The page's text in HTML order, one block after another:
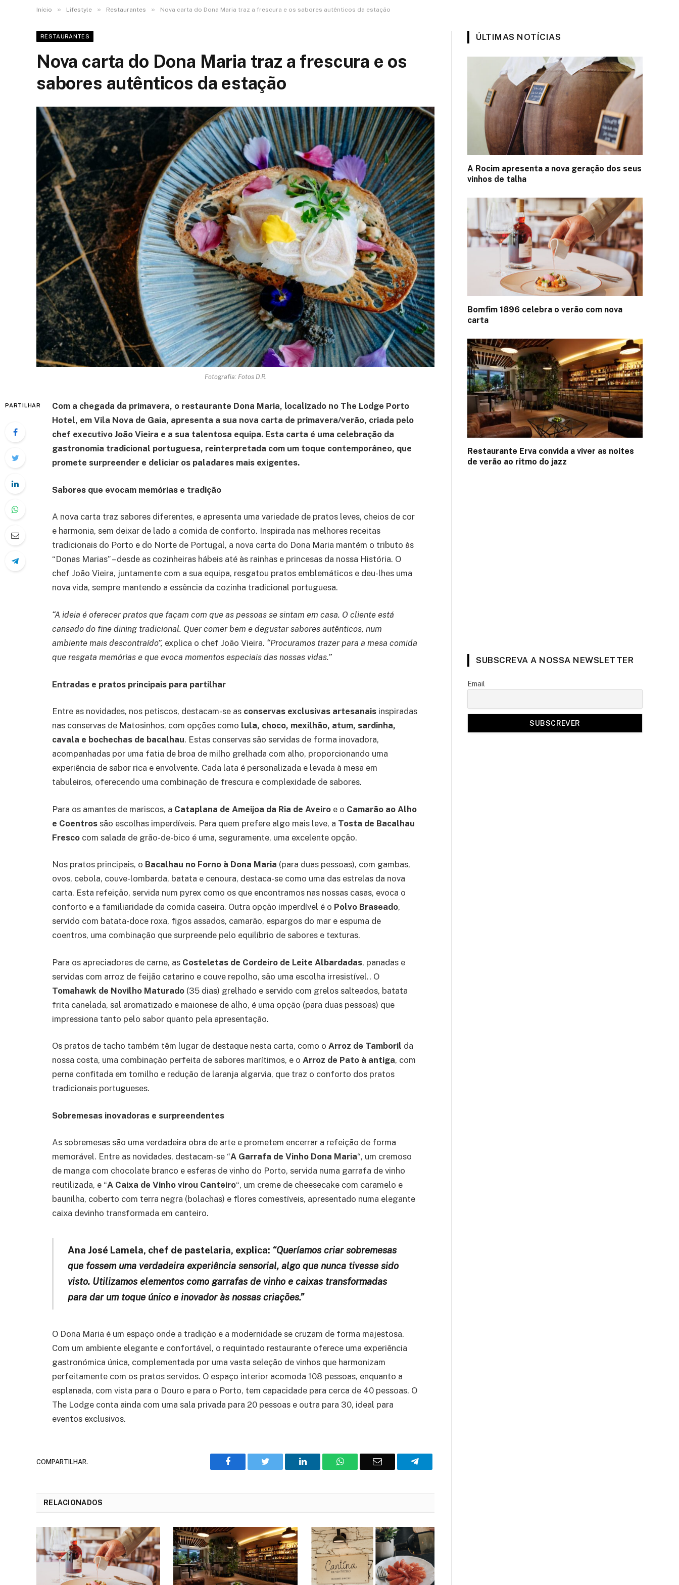
Início » Lifestyle » Restaurantes » Nova carta do Dona Maria traz a frescura e os sabores autênticos da estação
RESTAURANTES
Nova carta do Dona Maria traz a frescura e os
sabores autênticos da estação
Fotografia: Fotos D.R.
PARTILHAR
Com a chegada da primavera, o restaurante Dona Maria, localizado no The Lodge Porto
Hotel, em Vila Nova de Gaia, apresenta a sua nova carta de primavera/verão, criada pelo
chef executivo João Vieira e a sua talentosa equipa. Esta carta é uma celebração da
gastronomia tradicional portuguesa, reinterpretada com um toque contemporâneo, que
promete surpreender e deliciar os paladares mais exigentes.
Sabores que evocam memórias e tradição
A nova carta traz sabores diferentes, e apresenta uma variedade de pratos leves, cheios de cor
e harmonia, sem deixar de lado a comida de conforto. Inspirada nas melhores receitas
tradicionais do Porto e do Norte de Portugal, a nova carta do Dona Maria mantém o tributo às
“Donas Marias” – desde as cozinheiras hábeis até às rainhas e princesas da nossa História. O
chef João Vieira, juntamente com a sua equipa, resgatou pratos emblemáticos e deu-lhes uma
nova vida, sempre mantendo a essência da cozinha tradicional portuguesa.
“A ideia é oferecer pratos que façam com que as pessoas se sintam em casa. O cliente está
cansado do fine dining tradicional. Quer comer bem e degustar sabores autênticos, num
ambiente mais descontraído”, explica o chef João Vieira. “Procuramos trazer para a mesa comida
que resgata memórias e que evoca momentos especiais das nossas vidas.”
Entradas e pratos principais para partilhar
Entre as novidades, nos petiscos, destacam-se as conservas exclusivas artesanais inspiradas
nas conservas de Matosinhos, com opções como lula, choco, mexilhão, atum, sardinha,
cavala e bochechas de bacalhau. Estas conservas são servidas de forma inovadora,
acompanhadas por uma fatia de broa de milho grelhada com alho, proporcionando uma
experiência de sabor rica e envolvente. Cada lata é personalizada e levada à mesa em
tabuleiros, oferecendo uma combinação de frescura e complexidade de sabores.
Para os amantes de mariscos, a Cataplana de Ameijoa da Ria de Aveiro e o Camarão ao Alho
e Coentros são escolhas imperdíveis. Para quem prefere algo mais leve, a Tosta de Bacalhau
Fresco com salada de grão-de-bico é uma, seguramente, uma excelente opção.
Nos pratos principais, o Bacalhau no Forno à Dona Maria (para duas pessoas), com gambas,
ovos, cebola, couve-lombarda, batata e cenoura, destaca-se como uma das estrelas da nova
carta. Esta refeição, servida num pyrex como os que encontramos nas nossas casas, evoca o
conforto e a familiaridade da comida caseira. Outra opção imperdível é o Polvo Braseado,
servido com batata-doce roxa, figos assados, camarão, espargos do mar e espuma de
coentros, uma combinação que surpreende pelo equilíbrio de sabores e texturas.
Para os apreciadores de carne, as Costeletas de Cordeiro de Leite Albardadas, panadas e
servidas com arroz de feijão catarino e couve repolho, são uma escolha irresistível.. O
Tomahawk de Novilho Maturado (35 dias) grelhado e servido com grelos salteados, batata
frita canelada, sal aromatizado e maionese de alho, é uma opção (para duas pessoas) que
impressiona tanto pelo sabor quanto pela apresentação.
Os pratos de tacho também têm lugar de destaque nesta carta, como o Arroz de Tamboril da
nossa costa, uma combinação perfeita de sabores marítimos, e o Arroz de Pato à antiga, com
perna confitada em tomilho e redução de laranja algarvia, que traz o conforto dos pratos
tradicionais portugueses.
Sobremesas inovadoras e surpreendentes
As sobremesas são uma verdadeira obra de arte e prometem encerrar a refeição de forma
memorável. Entre as novidades, destacam-se “A Garrafa de Vinho Dona Maria“, um cremoso
de manga com chocolate branco e esferas de vinho do Porto, servida numa garrafa de vinho
reutilizada, e “A Caixa de Vinho virou Canteiro“, um creme de cheesecake com caramelo e
baunilha, coberto com terra negra (bolachas) e flores comestíveis, apresentado numa elegante
caixa devinho transformada em canteiro.
Ana José Lamela, chef de pastelaria, explica: “Queríamos criar sobremesas
que fossem uma verdadeira experiência sensorial, algo que nunca tivesse sido
visto. Utilizamos elementos como garrafas de vinho e caixas transformadas
para dar um toque único e inovador às nossas criações.”
O Dona Maria é um espaço onde a tradição e a modernidade se cruzam de forma majestosa.
Com um ambiente elegante e confortável, o requintado restaurante oferece uma experiência
gastronómica única, complementada por uma vasta seleção de vinhos que harmonizam
perfeitamente com os pratos servidos. O espaço interior acomoda 108 pessoas, enquanto a
esplanada, com vista para o Douro e para o Porto, tem capacidade para cerca de 40 pessoas. O
The Lodge conta ainda com uma sala privada para 20 pessoas e outra para 30, ideal para
eventos exclusivos.
COMPARTILHAR. Facebook Twitter
O
WhatsAppE-
Telegrama
RELACIONADOS
ÚLTIMAS NOTÍCIAS
A Rocim apresenta a nova geração dos seus
vinhos de talha
Bomfim 1896 celebra o verão com nova
carta
Restaurante Erva convida a viver as noites
de verão ao ritmo do jazz
SUBSCREVA A NOSSA NEWSLETTER
Email